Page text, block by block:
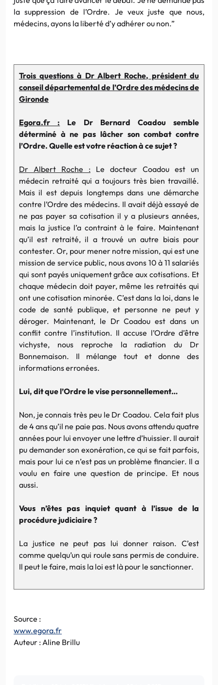
la suppression de l’Ordre. Je veux juste que nous,
médecins, ayons la liberté d’y adhérer ou non.”
Trois questions à Dr Albert Roche, président du
conseil départemental de l’Ordre des médecins de
Gironde
Egora.fr : Le Dr Bernard Coadou semble
déterminé à ne pas lâcher son combat contre
l’Ordre. Quelle est votre réaction à ce sujet ?
Dr Albert Roche : Le docteur Coadou est un
médecin retraité qui a toujours très bien travaillé.
Mais il est depuis longtemps dans une démarche
contre l’Ordre des médecins. Il avait déjà essayé de
ne pas payer sa cotisation il y a plusieurs années,
mais la justice l’a contraint à le faire. Maintenant
qu’il est retraité, il a trouvé un autre biais pour
contester. Or, pour mener notre mission, qui est une
mission de service public, nous avons 10 à 11 salariés
qui sont payés uniquement grâce aux cotisations. Et
chaque médecin doit payer, même les retraités qui
ont une cotisation minorée. C’est dans la loi, dans le
code de santé publique, et personne ne peut y
déroger. Maintenant, le Dr Coadou est dans un
conflit contre l’institution. Il accuse l’Ordre d’être
vichyste, nous reproche la radiation du Dr
Bonnemaison. Il mélange tout et donne des
informations erronées.
Lui, dit que l’Ordre le vise personnellement…
Non, je connais très peu le Dr Coadou. Cela fait plus
de 4 ans qu’il ne paie pas. Nous avons attendu quatre
années pour lui envoyer une lettre d’huissier. Il aurait
pu demander son exonération, ce qui se fait parfois,
mais pour lui ce n’est pas un problème financier. Il a
voulu en faire une question de principe. Et nous
aussi.
Vous n’êtes pas inquiet quant à l’issue de la
procédure judiciaire ?
La justice ne peut pas lui donner raison. C’est
comme quelqu’un qui roule sans permis de conduire.
Il peut le faire, mais la loi est là pour le sanctionner.
Source :
www.egora.fr
Auteur : Aline Brillu